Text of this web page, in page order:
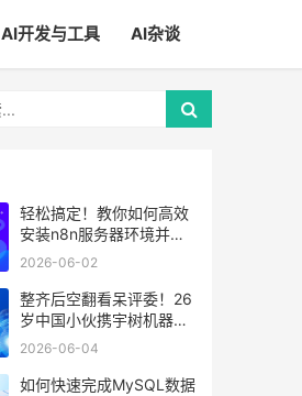
AI开发与工具 AI杂谈
轻松搞定！教你如何高效
安装n8n服务器环境并运
行流程
2026-06-02
整齐后空翻看呆评委！26
岁中国小伙携宇树机器人
登上《美国达人秀》
2026-06-04
如何快速完成MySQL数据